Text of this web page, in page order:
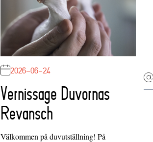
2026-06-24
Vernissage Duvornas
Revansch
Välkommen på duvutställning! På